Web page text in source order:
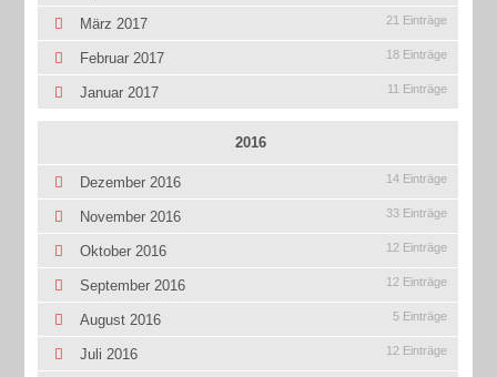
März 2017 21 Einträge
Februar 2017 18 Einträge
Januar 2017 11 Einträge
2016
Dezember 2016 14 Einträge
November 2016 33 Einträge
Oktober 2016 12 Einträge
September 2016 12 Einträge
August 2016 5 Einträge
Juli 2016 12 Einträge